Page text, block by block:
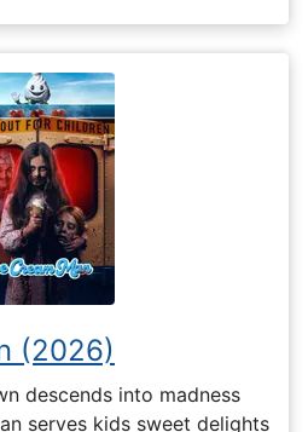
(2026)
descends into madness
serves kids sweet delights